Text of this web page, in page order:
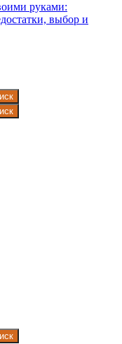
руками:
выбор и